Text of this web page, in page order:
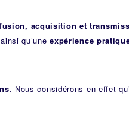
acquisition et
qu’uneexpérience
. Nous considérons en effet